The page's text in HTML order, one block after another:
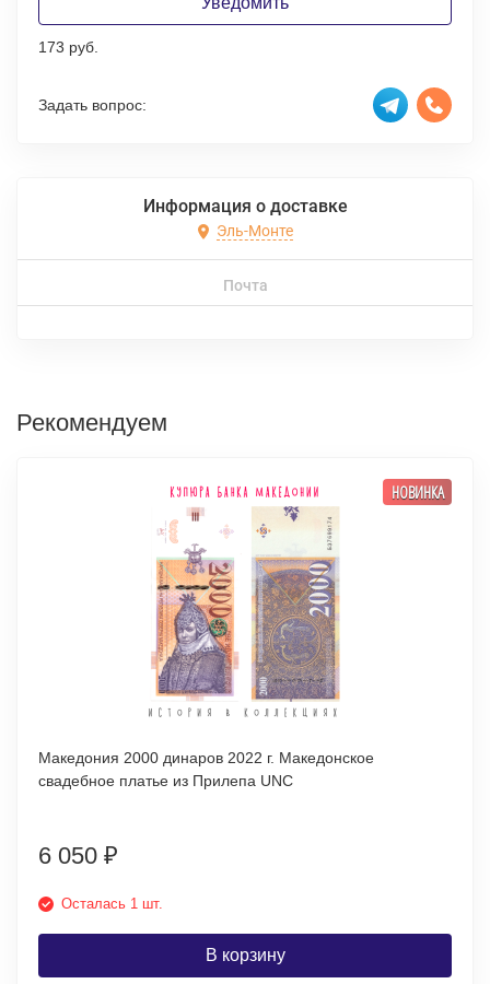
173 руб.
Задать вопрос:
Информация о доставке
Эль-Монте
Почта
Рекомендуем
НОВИНКА
Македония 2000 динаров 2022 г. Македонское
свадебное платье из Прилепа UNC
6 050 ₽
Осталась 1 шт.
В корзину